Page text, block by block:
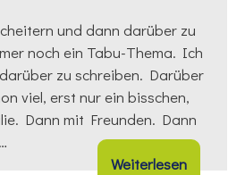
und dann darüber zu
noch ein Tabu-Thema. Ich
zu schreiben. Darüber
viel, erst nur ein bisschen,
Dann mit Freunden. Dann
Weiterlesen